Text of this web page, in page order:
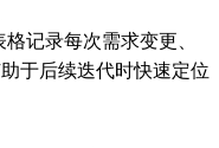
记录每次需求变更、
于后续迭代时快速定位